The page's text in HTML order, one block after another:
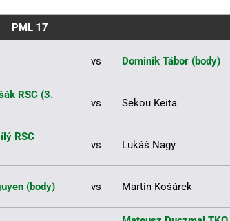
PML 17
vs Dominik Tábor (body)
RSC (3.
vs Sekou Keita
RSC
vs Lukáš Nagy
(body) vs Martin Košárek